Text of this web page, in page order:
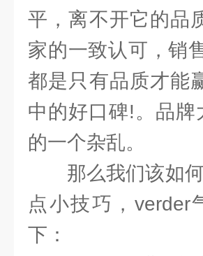
平，离不开它的品
家的一致认可，销
都是只有品质才能
中的好口碑!。品
的一个杂乱。
那么我们该如
点小技巧，
下：